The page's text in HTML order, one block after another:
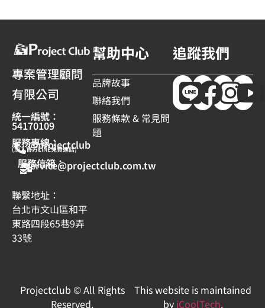
專案管理顧問
有限公司
統一編號：
54170109
服務專線：
@projectclub
(加入官方LINE免費通話)
服務信箱：
service@projectclub.com.tw
聯繫地址：
台北市文山區和平
東路四段65巷9弄
33號
幫助中心
品牌故事
聯絡我們
服務條款 & 常見問
題
追蹤我們
Projectclub © All Rights
Reserved.
This website is maintained
by iCoolTech.